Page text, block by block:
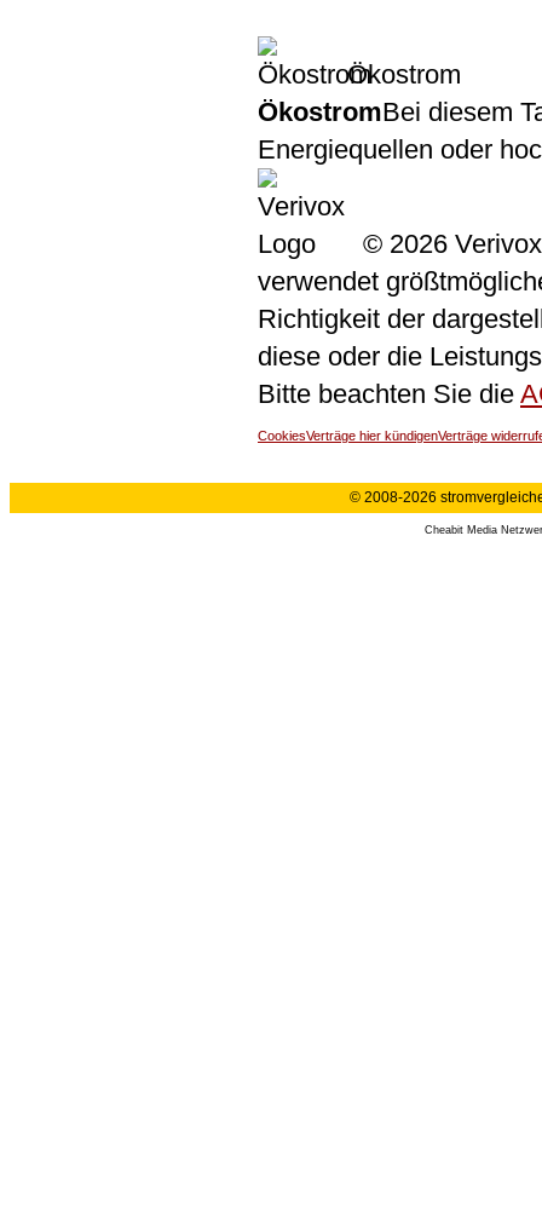
Ökostrom
ÖkostromBei diesem
Energiequellen oder
© 2026
verwendet
Richtigkeit der
diese oder die
Bitte beachten Sie die
CookiesVerträge hier kündigenVerträge
© 2008-2026
Cheabit Media